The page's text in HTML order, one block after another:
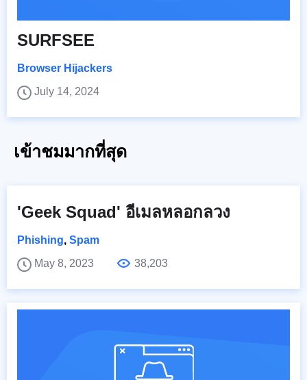
SURFSEE
Browser Hijackers
July 14, 2024
เข้าชมมากที่สุด
'Geek Squad' อีเมลหลอกลวง
Phishing, Spam
May 8, 2023
38,203